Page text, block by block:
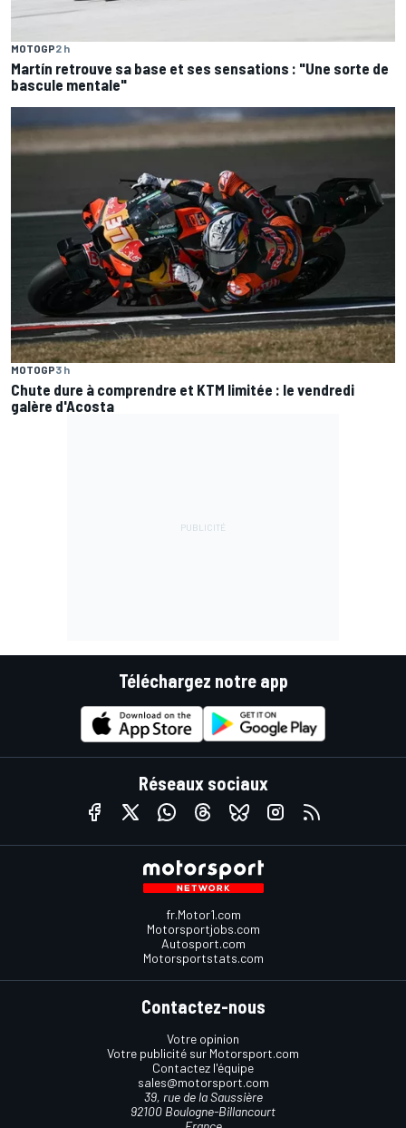
MOTOGP2 h
Martín retrouve sa base et ses sensations : "Une sorte de
bascule mentale"
MOTOGP3 h
Chute dure à comprendre et KTM limitée : le vendredi
galère d'Acosta
Téléchargez notre app
Réseaux sociaux
fr.Motor1.com
Motorsportjobs.com
Autosport.com
Motorsportstats.com
Contactez-nous
Votre opinion
Votre publicité sur Motorsport.com
Contactez l'équipe
sales@motorsport.com
39, rue de la Saussière
92100 Boulogne-Billancourt